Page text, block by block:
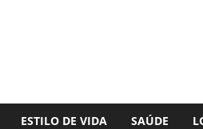
ESTILO DE VIDA SAÚDE